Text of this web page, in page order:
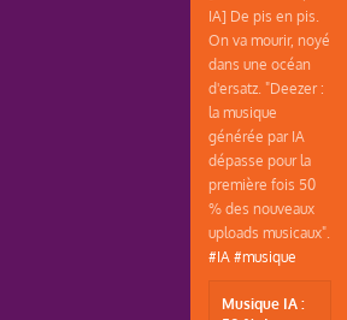
IA] De pis en pis.
On va mourir, noyé
dans une océan
d'ersatz. "Deezer :
la musique
générée par IA
dépasse pour la
première fois 50
% des nouveaux
uploads musicaux".
#IA #musique
Musique IA :